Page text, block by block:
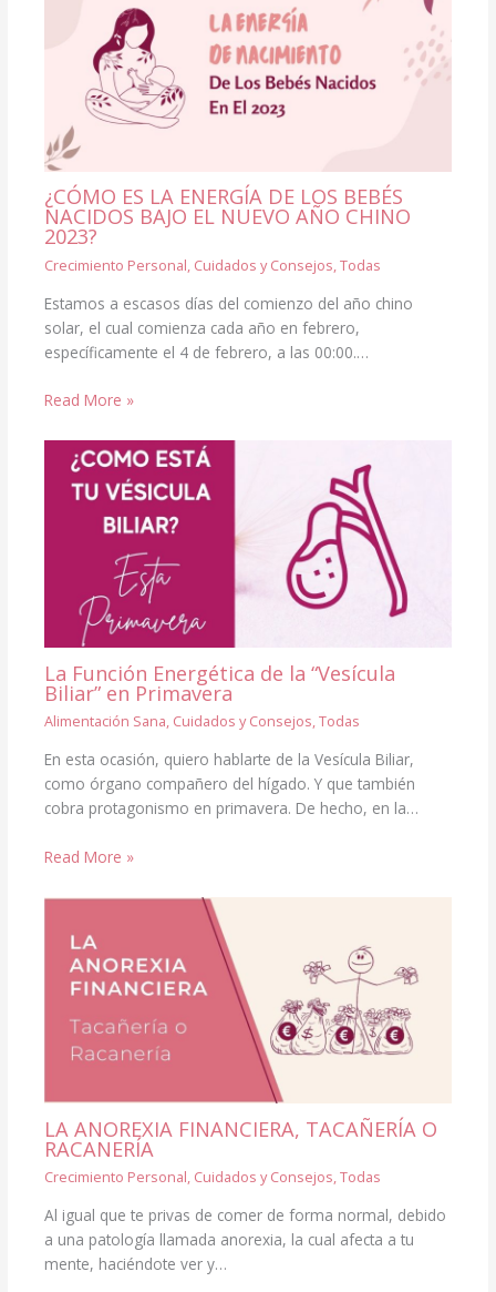
¿CÓMO ES LA ENERGÍA DE LOS BEBÉS
NACIDOS BAJO EL NUEVO AÑO CHINO
2023?
Crecimiento Personal, Cuidados y Consejos,Todas
Estamos a escasos días del comienzo del año chino
solar, el cual comienza cada año en febrero,
específicamente el 4 de febrero, a las 00:00.…
Read More »
La Función Energética de la “Vesícula
Biliar” en Primavera
Alimentación Sana, Cuidados y Consejos,Todas
En esta ocasión, quiero hablarte de la Vesícula Biliar,
como órgano compañero del hígado. Y que también
cobra protagonismo en primavera. De hecho, en la…
Read More »
LA ANOREXIA FINANCIERA, TACAÑERÍA O
RACANERÍA
Crecimiento Personal, Cuidados y Consejos,Todas
Al igual que te privas de comer de forma normal, debido
a una patología llamada anorexia, la cual afecta a tu
mente, haciéndote ver y…